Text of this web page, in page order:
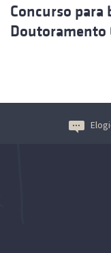
Concurso para
Doutoramento